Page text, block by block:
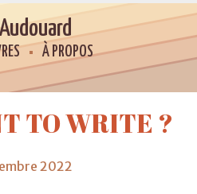
À PROPOS
TO WRITE ?
2022